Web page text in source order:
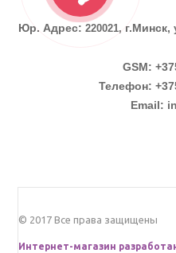
Юр. Адрес: 220021, г.Минск,
GSM:
Телефон:
Email:
© 2017 Все права защищены
Интернет-магазин